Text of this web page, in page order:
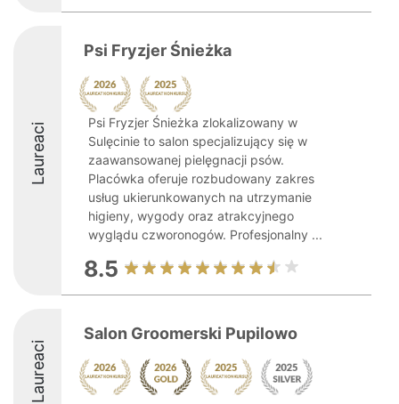
Laureaci
Psi Fryzjer Śnieżka
Psi Fryzjer Śnieżka zlokalizowany w
Sulęcinie to salon specjalizujący się w
zaawansowanej pielęgnacji psów.
Placówka oferuje rozbudowany zakres
usług ukierunkowanych na utrzymanie
higieny, wygody oraz atrakcyjnego
wyglądu czworonogów. Profesjonalny ...
8.5
Laureaci
Salon Groomerski Pupilowo